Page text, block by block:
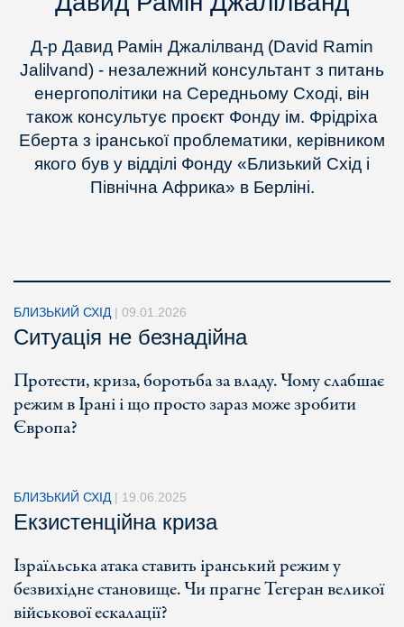
Д-р Давид Рамін Джалілванд (David Ramin
Jalilvand) - незалежний консультант з питань
енергополітики на Середньому Сході, він
також консультує проєкт Фонду ім. Фрідріха
Еберта з іранської проблематики, керівником
якого був у відділі Фонду «Близький Схід і
Північна Африка» в Берліні.
БЛИЗЬКИЙ СХІД | 09.01.2026
Ситуація не безнадійна
Протести, криза, боротьба за владу. Чому слабшає
режим в Ірані і що просто зараз може зробити
Європа?
БЛИЗЬКИЙ СХІД | 19.06.2025
Екзистенційна криза
Ізраїльська атака ставить іранський режим у
безвихідне становище. Чи прагне Тегеран великої
військової ескалації?